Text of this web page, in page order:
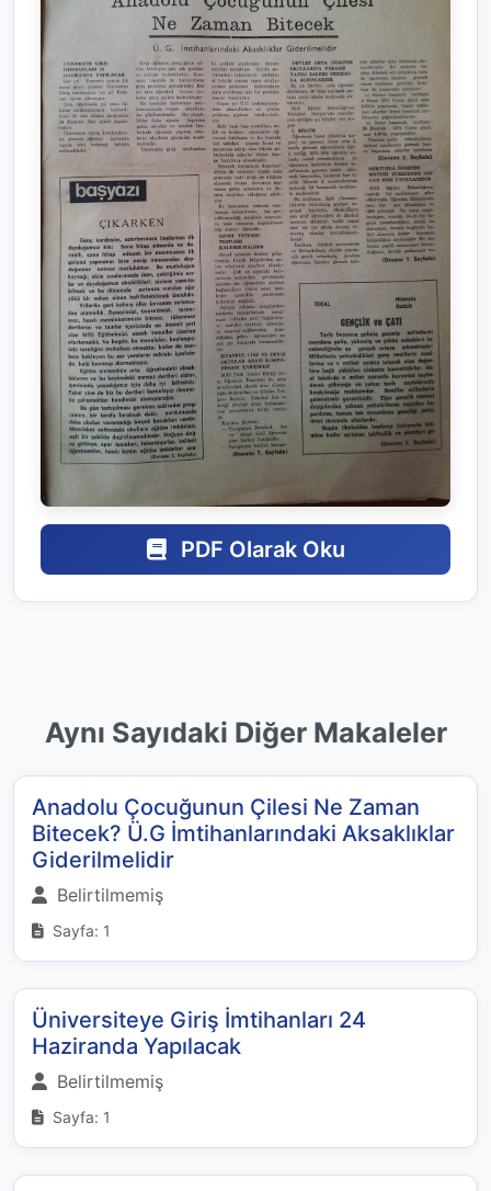
PDF Olarak Oku
Aynı Sayıdaki Diğer Makaleler
Anadolu Çocuğunun Çilesi Ne Zaman
Bitecek? Ü.G İmtihanlarındaki Aksaklıklar
Giderilmelidir
Belirtilmemiş
Sayfa: 1
Üniversiteye Giriş İmtihanları 24
Haziranda Yapılacak
Belirtilmemiş
Sayfa: 1